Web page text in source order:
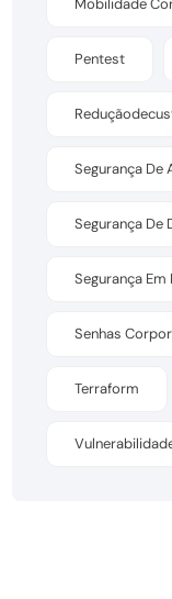
Pentest
Segurança De
Segurança De
Segurança Em
Senhas
Terraform